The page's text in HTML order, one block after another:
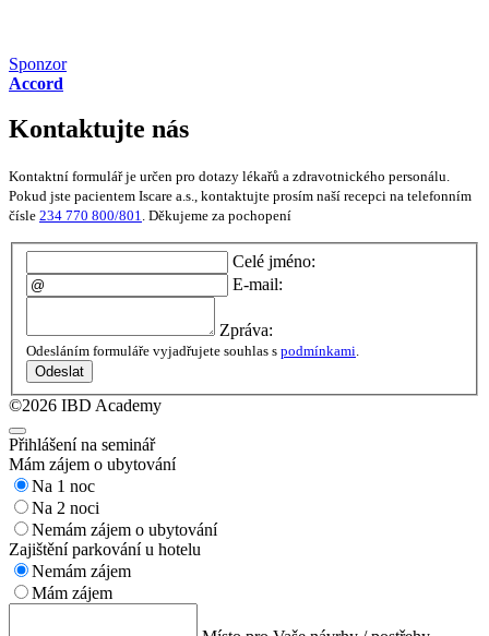
Sponzor
Accord
Kontaktujte nás
Kontaktní formulář je určen pro dotazy lékařů a zdravotnického personálu.
Pokud jste pacientem Iscare a.s., kontaktujte prosím naší recepci na telefonním
čísle 234 770 800/801. Děkujeme za pochopení
Celé jméno:
E-mail:
Zpráva:
Odesláním formuláře vyjadřujete souhlas s podmínkami
Odeslat
©2026 IBD Academy
Přihlášení na seminář
Mám zájem o ubytování
Na 1 noc
Na 2 noci
Nemám zájem o ubytování
Zajištění parkování u hotelu
Nemám zájem
Mám zájem